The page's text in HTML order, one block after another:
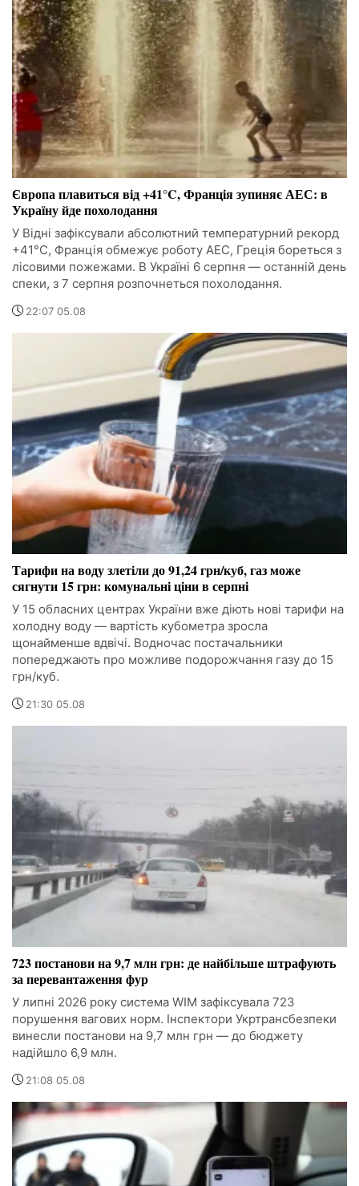
Європа плавиться від +41°C, Франція зупиняє АЕС: в
Україну йде похолодання
У Відні зафіксували абсолютний температурний рекорд
+41°C, Франція обмежує роботу АЕС, Греція бореться з
лісовими пожежами. В Україні 6 серпня — останній день
спеки, з 7 серпня розпочнеться похолодання.
22:07 05.08
Тарифи на воду злетіли до 91,24 грн/куб, газ може
сягнути 15 грн: комунальні ціни в серпні
У 15 обласних центрах України вже діють нові тарифи на
холодну воду — вартість кубометра зросла
щонайменше вдвічі. Водночас постачальники
попереджають про можливе подорожчання газу до 15
грн/куб.
21:30 05.08
723 постанови на 9,7 млн грн: де найбільше штрафують
за перевантаження фур
У липні 2026 року система WIM зафіксувала 723
порушення вагових норм. Інспектори Укртрансбезпеки
винесли постанови на 9,7 млн грн — до бюджету
надійшло 6,9 млн.
21:08 05.08